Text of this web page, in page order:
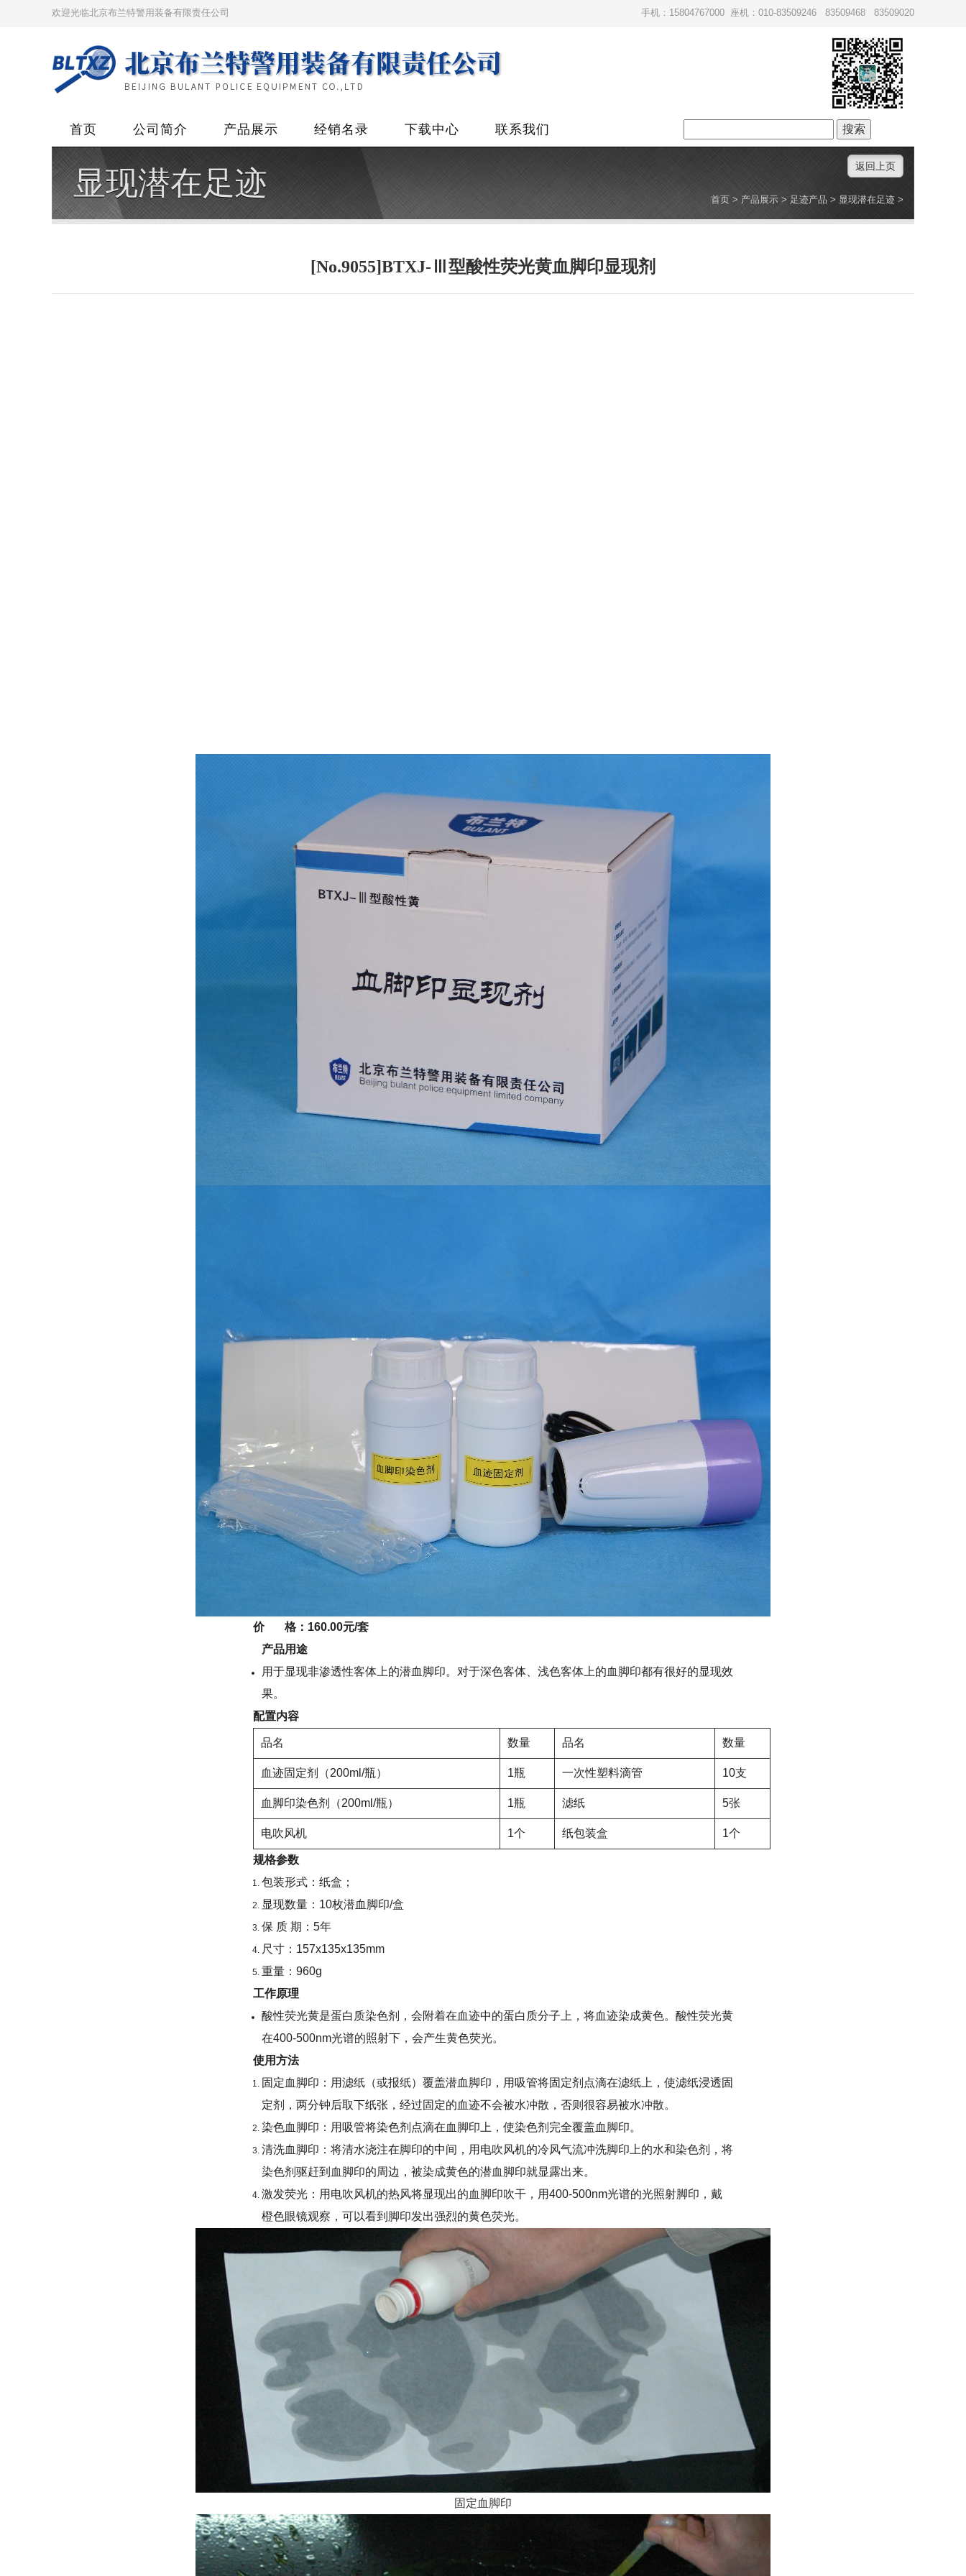
欢迎光临北京布兰特警用装备有限责任公司 手机：15804767000 座机：010-83509246 83509468 83509020
首页 公司简介 产品展示 经销名录 下载中心 联系我们
索：
显现潜在足迹 返回上页
首页 > 产品展示 > 足迹产品 > 显现潜在足迹 >
[No.9055]BTXJ-Ⅲ型酸性荧光黄血脚印显现剂
价 格：160.00元/套
产品用途
用于显现非渗透性客体上的潜血脚印。对于深色客体、浅色客体上的血脚印都有很好的显现效
果。
配置内容
品名 数量 品名 数量
血迹固定剂（200ml/瓶） 1瓶 一次性塑料滴管 10支
血脚印染色剂（200ml/瓶） 1瓶 滤纸 5张
电吹风机 1个 纸包装盒 1个
规格参数
包装形式：纸盒；
显现数量：10枚潜血脚印/盒
保 质 期：5年
尺寸：157x135x135mm
重量：960g
工作原理
酸性荧光黄是蛋白质染色剂，会附着在血迹中的蛋白质分子上，将血迹染成黄色。酸性荧光黄
在400-500nm光谱的照射下，会产生黄色荧光。
使用方法
固定血脚印：用滤纸（或报纸）覆盖潜血脚印，用吸管将固定剂点滴在滤纸上，使滤纸浸透固
定剂，两分钟后取下纸张，经过固定的血迹不会被水冲散，否则很容易被水冲散。
染色血脚印：用吸管将染色剂点滴在血脚印上，使染色剂完全覆盖血脚印。
清洗血脚印：将清水浇注在脚印的中间，用电吹风机的冷风气流冲洗脚印上的水和染色剂，将
染色剂驱赶到血脚印的周边，被染成黄色的潜血脚印就显露出来。
激发荧光：用电吹风机的热风将显现出的血脚印吹干，用400-500nm光谱的光照射脚印，戴
橙色眼镜观察，可以看到脚印发出强烈的黄色荧光。
固定血脚印